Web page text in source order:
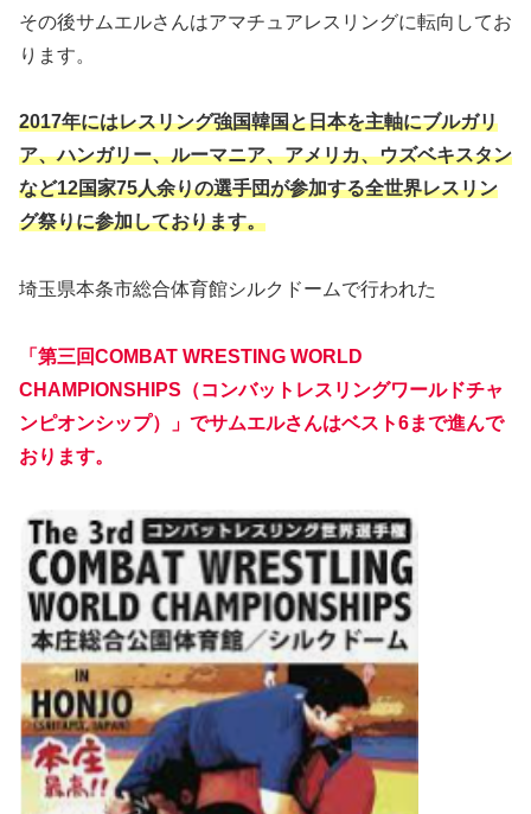
その後サムエルさんはアマチュアレスリングに転向してお
ります。
2017年にはレスリング強国韓国と日本を主軸にブルガリ
ア、ハンガリー、ルーマニア、アメリカ、ウズベキスタン
など12国家75人余りの選手団が参加する全世界レスリン
グ祭りに参加しております。
埼玉県本条市総合体育館シルクドームで行われた
「第三回COMBAT WRESTING WORLD
CHAMPIONSHIPS（コンバットレスリングワールドチャ
ンピオンシップ）」でサムエルさんはベスト6まで進んで
おります。